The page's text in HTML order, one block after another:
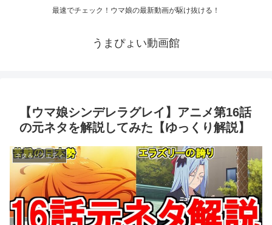
最速でチェック！ウマ娘の最新動画が駆け抜ける！
うまぴょい動画館
【ウマ娘シンデレラグレイ】アニメ第16話
の元ネタを解説してみた【ゆっくり解説】
ネタ＆バラエティ